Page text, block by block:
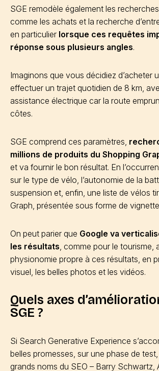
SGE remodèle également les
comme les achats et la recherche
en particulier lorsque ces requêtes
réponse sous plusieurs angles.
Imaginons que vous décidiez d’acheter
effectuer un trajet quotidien de 8 km,
assistance électrique car la route
côtes.
SGE comprend ces paramètres,
millions de produits du Shopping
et va fournir le bon résultat. En
sur le type de vélo, l’autonomie de la
suspension et, enfin, une liste de vélos
Graph, présentée sous forme de
On peut parier que Google va
les résultats, comme pour le tourisme,
physionomie propre à ces résultats, en
visuel, les belles photos et les vidéos.
Quels axes
SGE ?
Si Search Generative Experience
belles promesses, sur une phase de
grands noms du SEO – Barry Schwartz,